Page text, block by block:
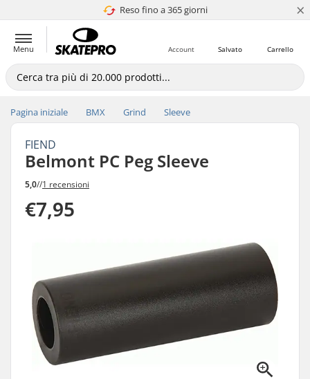
Reso fino a 365 giorni
4.8 di 5 ×
Menu Carrello
Salvato
Account
Pagina iniziale BMX Grind Sleeve
FIEND
Belmont PC Peg Sleeve
5,0//1 recensioni
€7,95